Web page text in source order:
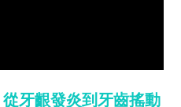
牙齦發炎到牙齒搖動